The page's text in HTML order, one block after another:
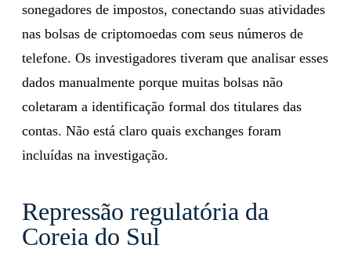
sonegadores de impostos, conectando suas atividades
nas bolsas de criptomoedas com seus números de
telefone. Os investigadores tiveram que analisar esses
dados manualmente porque muitas bolsas não
coletaram a identificação formal dos titulares das
contas. Não está claro quais exchanges foram
incluídas na investigação.
Repressão regulatória da
Coreia do Sul